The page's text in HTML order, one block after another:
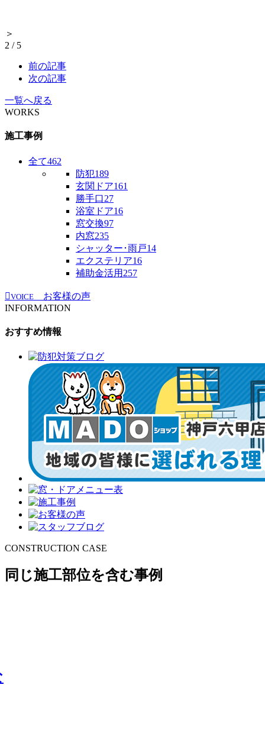
＞
2 / 5
前の記事
次の記事
一覧へ戻る
WORKS
施工事例
全て462
防犯189
玄関ドア161
勝手口27
浴室ドア16
窓交換97
内窓235
シャッター･雨戸14
エクステリア16
補助金活用 257
VOICE
お客様の声
INFORMATION
おすすめ情報
CONSTRUCTION CASE
同じ施工部位を含む事例